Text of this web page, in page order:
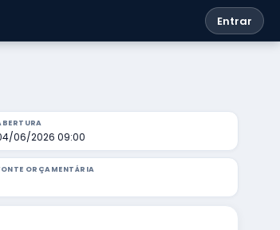
Entrar
06/2026 09:00
ORÇAMENTÁRIA